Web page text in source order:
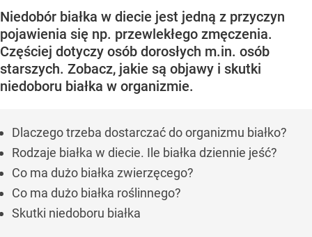
Niedobór białka w diecie jest jedną z przyczyn
pojawienia się np. przewlekłego zmęczenia.
Częściej dotyczy osób dorosłych m.in. osób
starszych. Zobacz, jakie są objawy i skutki
niedoboru białka w organizmie.
Dlaczego trzeba dostarczać do organizmu białko?
Rodzaje białka w diecie. Ile białka dziennie jeść?
Co ma dużo białka zwierzęcego?
Co ma dużo białka roślinnego?
Skutki niedoboru białka